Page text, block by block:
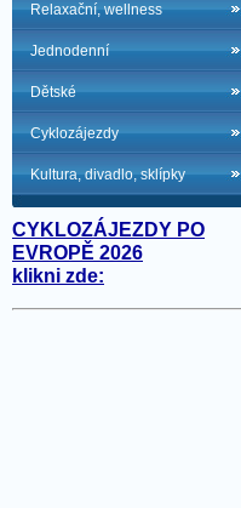
Relaxační, wellness
Jednodenní
Dětské
Cyklozájezdy
Kultura, divadlo, sklípky
CYKLOZÁJEZDY PO
EVROPĚ 2026
klikni zde: